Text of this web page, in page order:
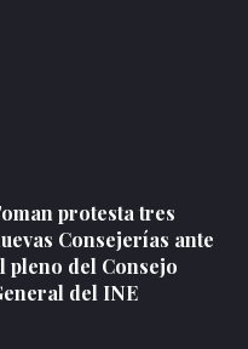
protesta tres
Consejerías ante
pleno del Consejo
del INE